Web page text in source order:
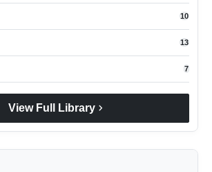
10
13
7
View Full Library chevron_right